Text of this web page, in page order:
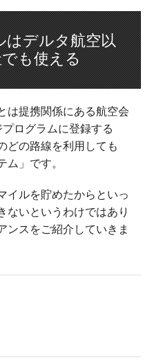
はデルタ航空以
も使える
は提携関係にある航空会
ログラムに登録する
どの路線を利用しても
ム」です。
イルを貯めたからといっ
ないというわけではあり
ンスをご紹介していきま